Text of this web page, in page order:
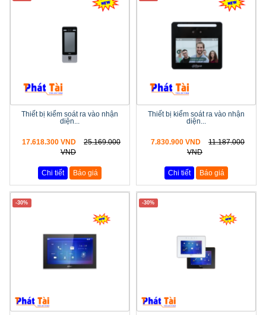
Thiết bị kiểm soát ra vào nhận
diện...
17.618.300 VND
25.169.000
VND
Chi tiết Báo giá
Thiết bị kiểm soát ra vào nhận
diện...
7.830.900 VND
11.187.000
VND
Chi tiết Báo giá
-30% -30%